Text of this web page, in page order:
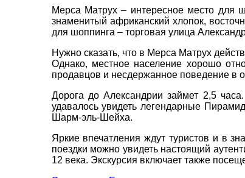
Мерса Матрух – интересное место для
знаменитый африканский хлопок,
для шоппинга – торговая улица
Нужно сказать, что в Мерса Матрух
Однако, местное население хорошо
продавцов и несдержанное поведение в
Дорога до Александрии займет 2,5
удавалось увидеть легендарные
Шарм-эль-Шейха.
Яркие впечатления ждут туристов и в
поездки можно увидеть настоящий
12 века. Экскурсия включает также